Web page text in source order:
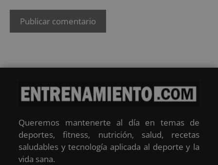
Queremos mantenerte al día en temas de
deportes, fitness, nutrición, salud, recetas
saludables y tecnología aplicada al deporte y la
vida sana.